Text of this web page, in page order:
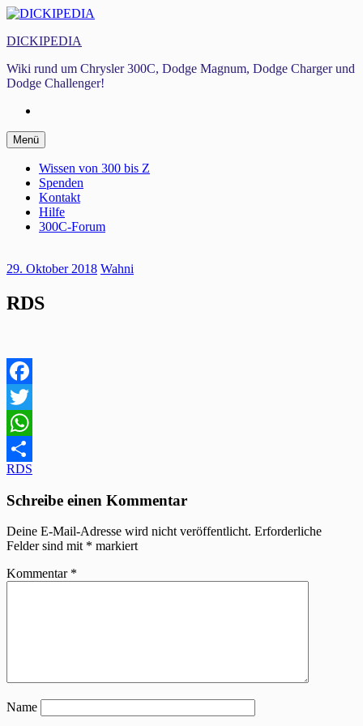
Zum
springen
DICKIPEDIA
Wiki rund um Chrysler 300C, Dodge Magnum, Dodge Charger und
Dodge Challenger!
Menü Zum
Inhalt
springen
Wissen von 300 bis Z
Spenden
Kontakt
Hilfe
300C-Forum
29. Oktober 2018 Wahni
RDS
Facebook
Twitter
WhatsApp
Teilen
Beitragsnavigation
RDS
Schreibe einen Kommentar
Deine E-Mail-Adresse wird nicht veröffentlicht. Erforderliche
Felder sind mit * markiert
Kommentar *
Name